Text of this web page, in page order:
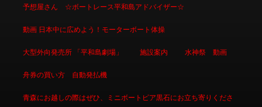
予想屋さん ☆ボートレース平和島アドバイザー☆
動画 日本中に広めよう！モーターボート体操
大型外向発売所 「平和島劇場」 施設案内 水神祭 動画
舟券の買い方 自動発払機
青森にお越しの際はぜひ、ミニボートピア黒石にお立ち寄りくださ